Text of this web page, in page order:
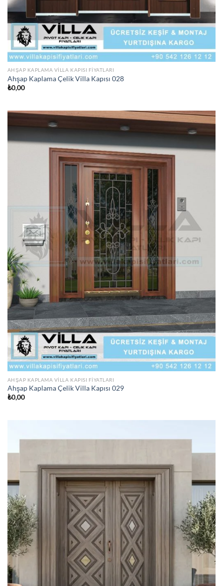
AHŞAP KAPLAMA VILLA KAPISI FIYATLARI
Ahşap Kaplama Çelik Villa Kapısı 028
₺0,00
AHŞAP KAPLAMA VILLA KAPISI FIYATLARI
Ahşap Kaplama Çelik Villa Kapısı 029
₺0,00